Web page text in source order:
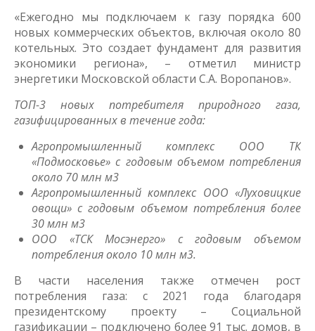
«Ежегодно мы подключаем к газу порядка 600
новых коммерческих объектов, включая около 80
котельных. Это создает фундамент для развития
экономики региона», – отметил министр
энергетики Московской области С.А. Воропанов».
ТОП-3 новых потребителя природного газа,
газифицированных в течение года:
Агропромышленный комплекс ООО ТК
«Подмосковье» с годовым объемом потребления
около 70 млн м3
Агропромышленный комплекс ООО «Луховицкие
овощи» с годовым объемом потребления более
30 млн м3
ООО «ТСК Мосэнерго» с годовым объемом
потребления около 10 млн м3.
В части населения также отмечен рост
потребления газа: с 2021 года благодаря
президентскому проекту – Социальной
газификации – подключено более 91 тыс. домов, в